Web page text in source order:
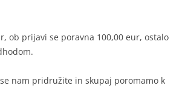
ob prijavi se poravna 100,00 eur, ostalo
nam pridružite in skupaj poromamo k